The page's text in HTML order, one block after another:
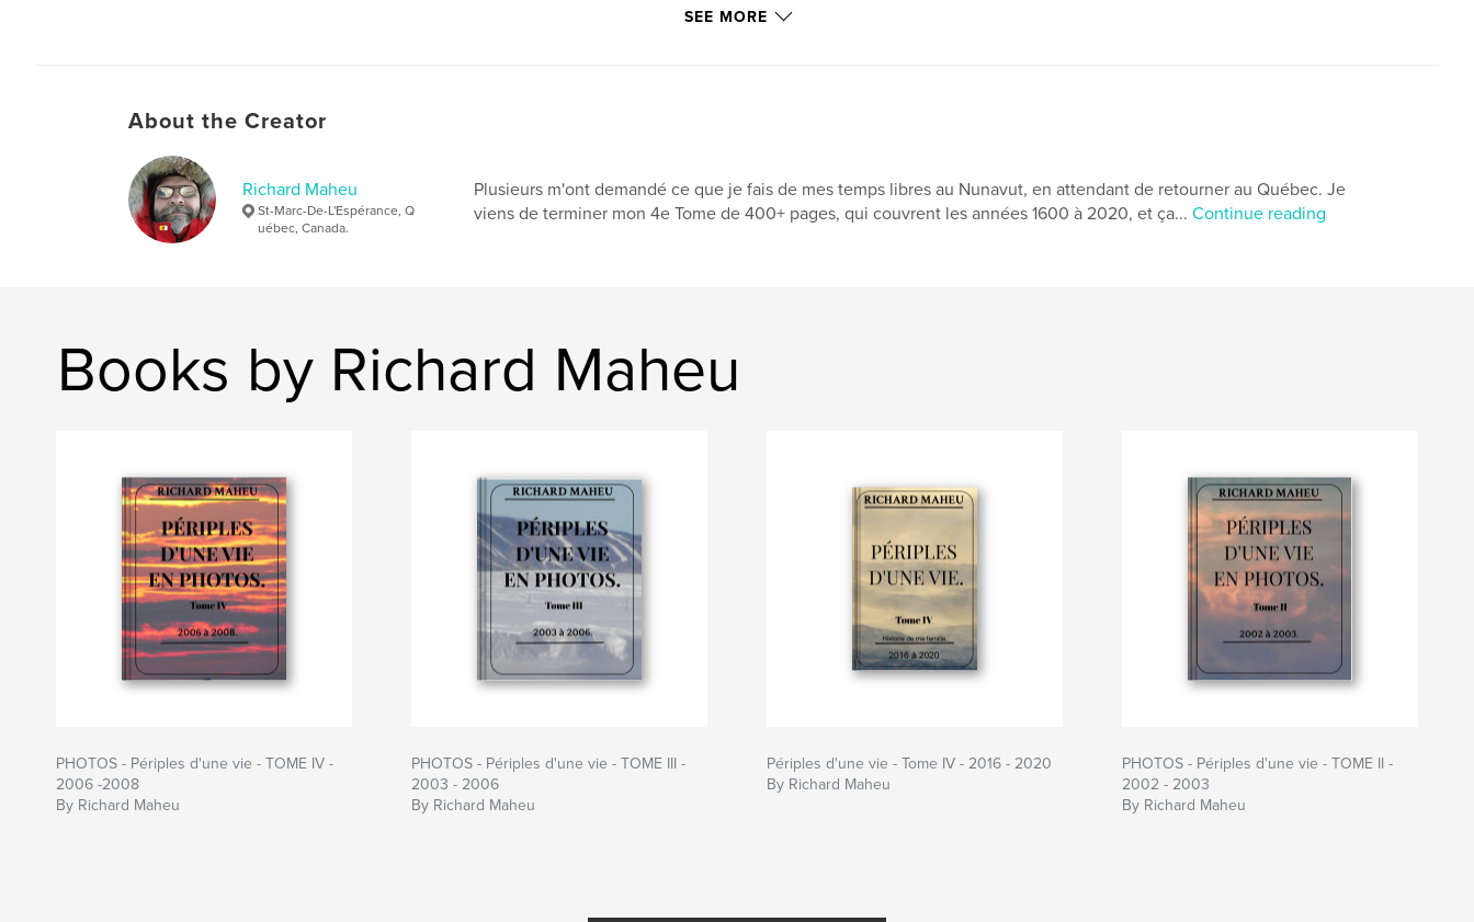
SEE MORE
About the Creator
Richard Maheu
St-Marc-De-L'Espérance, Q
uébec, Canada.
Plusieurs m'ont demandé ce que je fais de mes temps libres au Nunavut, en attendant de retourner au Québec. Je
viens de terminer mon 4e Tome de 400+ pages, qui couvrent les années 1600 à 2020, et ça... Continue reading
Books by Richard Maheu
PHOTOS - Périples d'une vie - TOME IV -
2006 -2008
By Richard Maheu
PHOTOS - Périples d'une vie - TOME III -
2003 - 2006
By Richard Maheu
Périples d'une vie - Tome IV - 2016 - 2020
By Richard Maheu
PHOTOS - Périples d'une vie - TOME II -
2002 - 2003
By Richard Maheu